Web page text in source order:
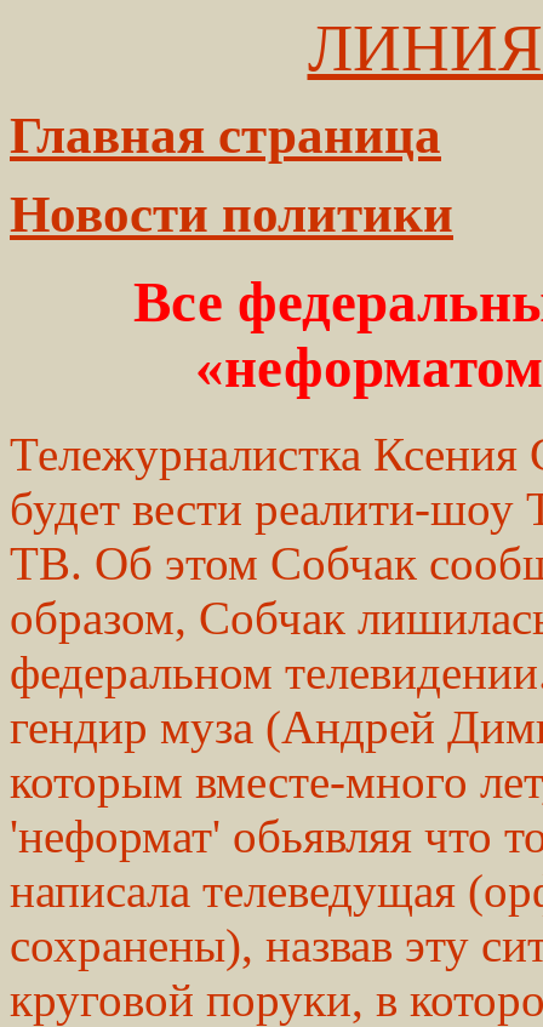
Главная страница
Новости политики
Все
Тележурналистка Ксения
будет вести реалити-
ТВ. Об этом Собчак
образом, Собчак
федеральном
гендир муза (Андрей
которым вместе-много
'неформат' обьявляя что
написала телеведущая
сохранены), назвав эту
круговой поруки, в